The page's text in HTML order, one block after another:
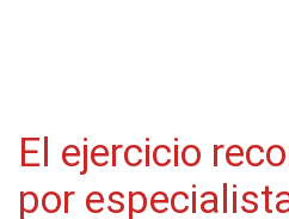
El ejercicio
por